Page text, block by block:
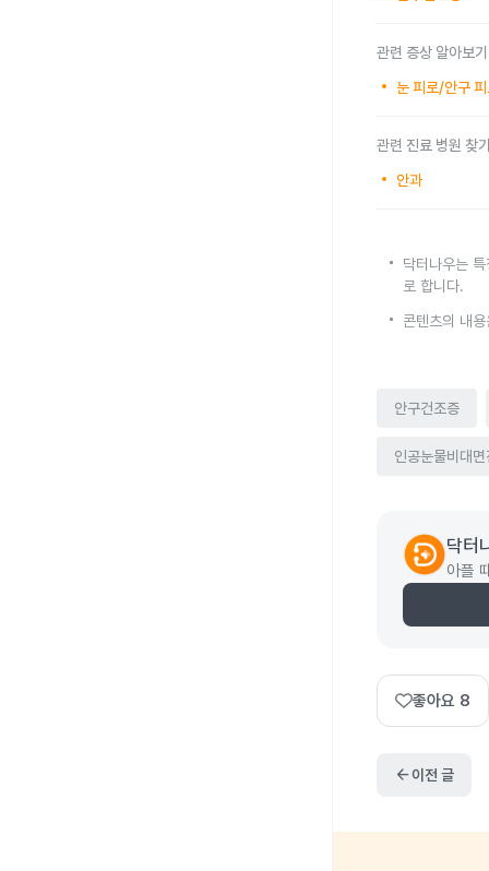
관련 증상 알아보기
눈 피로/안구
관련 진료 병원 찾
안과
닥터나우는
로 합니다.
콘텐츠의 내
안구건조증
인공눈물비대
닥터
아플
좋아요 8
arrow_back이전 글